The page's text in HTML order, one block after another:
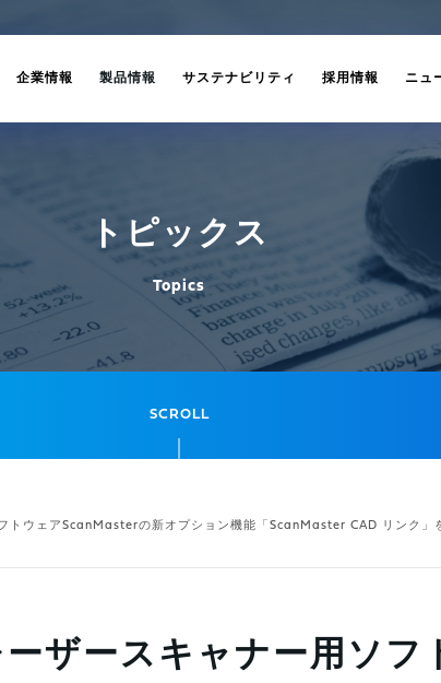
企業情報 製品情報 サステナビリティ 採用情報 ニュ
トピックス
Topics
SCROLL
トウェアScanMasterの新オプション機能「ScanMaster CAD リンク」
ザースキャナー用ソ